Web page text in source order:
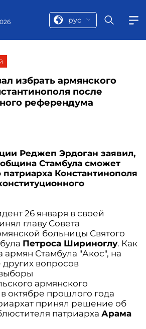
рус
избрать армянского
после
референдума
Реджеп Эрдоган заявил,
Стамбула сможет
патриарха Константинополя
26 января в своей
главу Совета
больницы Святого
Петроса Шириноглу. Как
армян Стамбула "Акос", на
других вопросов
армянского
октябре прошлого года
принял решение об
патриарха Арама